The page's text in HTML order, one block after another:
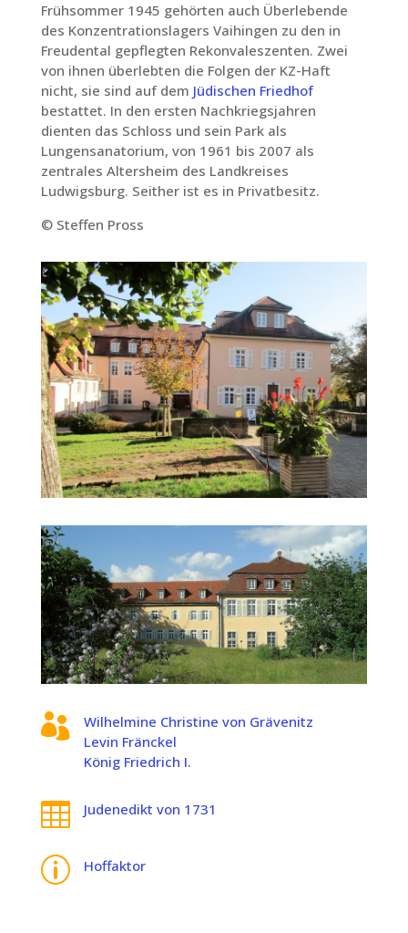
Frühsommer 1945 gehörten auch Überlebende
des Konzentrationslagers Vaihingen zu den in
Freudental gepflegten Rekonvaleszenten. Zwei
von ihnen überlebten die Folgen der KZ-Haft
nicht, sie sind auf dem Jüdischen Friedhof
bestattet. In den ersten Nachkriegsjahren
dienten das Schloss und sein Park als
Lungensanatorium, von 1961 bis 2007 als
zentrales Altersheim des Landkreises
Ludwigsburg. Seither ist es in Privatbesitz.
© Steffen Pross

Wilhelmine Christine von Grävenitz
Levin Fränckel
König Friedrich I.
 Judenedikt von 1731
p Hoffaktor